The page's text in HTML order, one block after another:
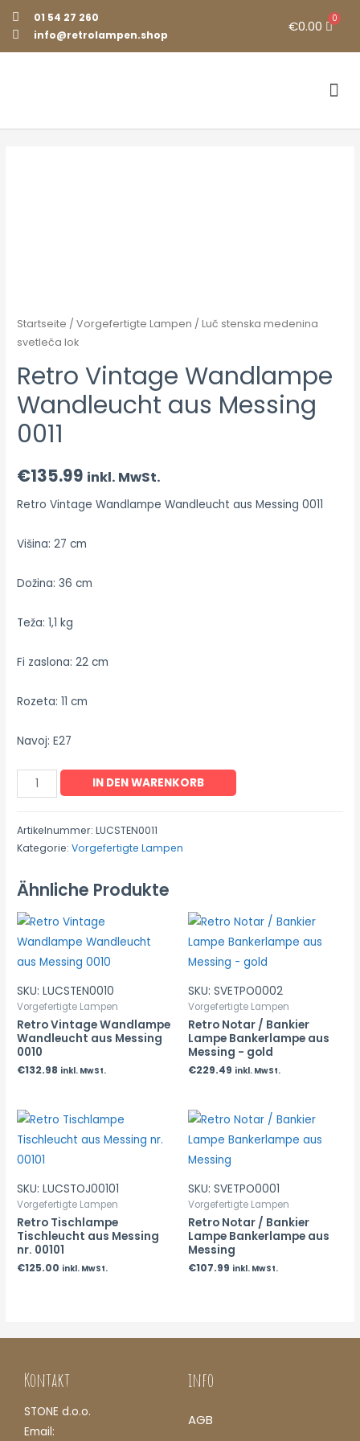
01 54 27 260
info@retrolampen.shop
€0.00
Startseite /Vorgefertigte Lampen / Luč stenska medenina
svetleča lok
Retro Vintage Wandlampe
Wandleucht aus Messing
0011
€135.99 inkl. MwSt.
Retro Vintage Wandlampe Wandleucht aus Messing 0011
Višina: 27 cm
Dožina: 36 cm
Teža: 1,1 kg
Fi zaslona: 22 cm
Rozeta: 11 cm
Navoj: E27
IN DEN WARENKORB
Artikelnummer:LUCSTEN0011
Kategorie:Vorgefertigte Lampen
Ähnliche Produkte
SKU: LUCSTEN0010
Vorgefertigte Lampen
Retro Vintage Wandlampe
Wandleucht aus Messing
0010
€132.98 inkl. MwSt.
SKU: SVETPO0002
Vorgefertigte Lampen
Retro Notar / Bankier
Lampe Bankerlampe aus
Messing - gold
€229.49 inkl. MwSt.
SKU: LUCSTOJ00101
Vorgefertigte Lampen
Retro Tischlampe
Tischleucht aus Messing
nr. 00101
€125.00 inkl. MwSt.
SKU: SVETPO0001
Vorgefertigte Lampen
Retro Notar / Bankier
Lampe Bankerlampe aus
Messing
€107.99 inkl. MwSt.
Kontakt
STONE d.o.o.
Email:
info
AGB